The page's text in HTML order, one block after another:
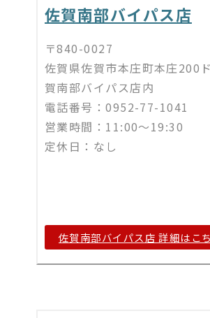
佐賀南部バイパス店
〒840-0027
佐賀県佐賀市本庄町本庄200
賀南部バイパス店内
電話番号：0952-77-1041
営業時間：11:00～19:30
定休日：なし
佐賀南部バイパス店 詳細はこ